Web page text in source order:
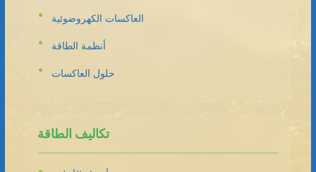
العاكسات الكهروضوئية
أنظمة الطاقة
حلول العاكسات
تكاليف الطاقة